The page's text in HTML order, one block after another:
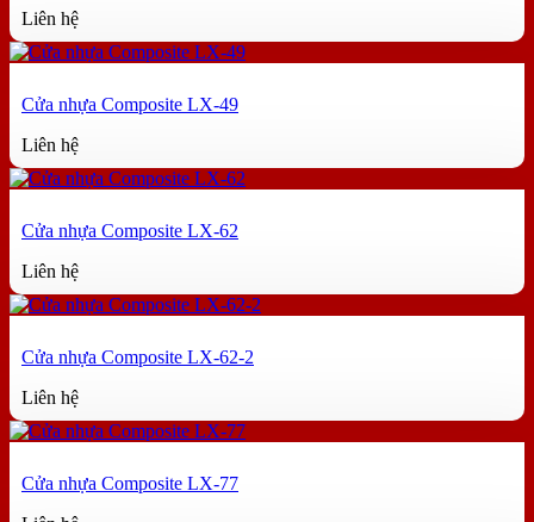
Liên hệ
Cửa nhựa Composite LX-49
Liên hệ
Cửa nhựa Composite LX-62
Liên hệ
Cửa nhựa Composite LX-62-2
Liên hệ
Cửa nhựa Composite LX-77